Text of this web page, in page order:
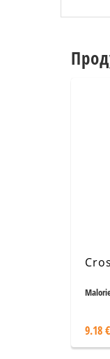
9.18